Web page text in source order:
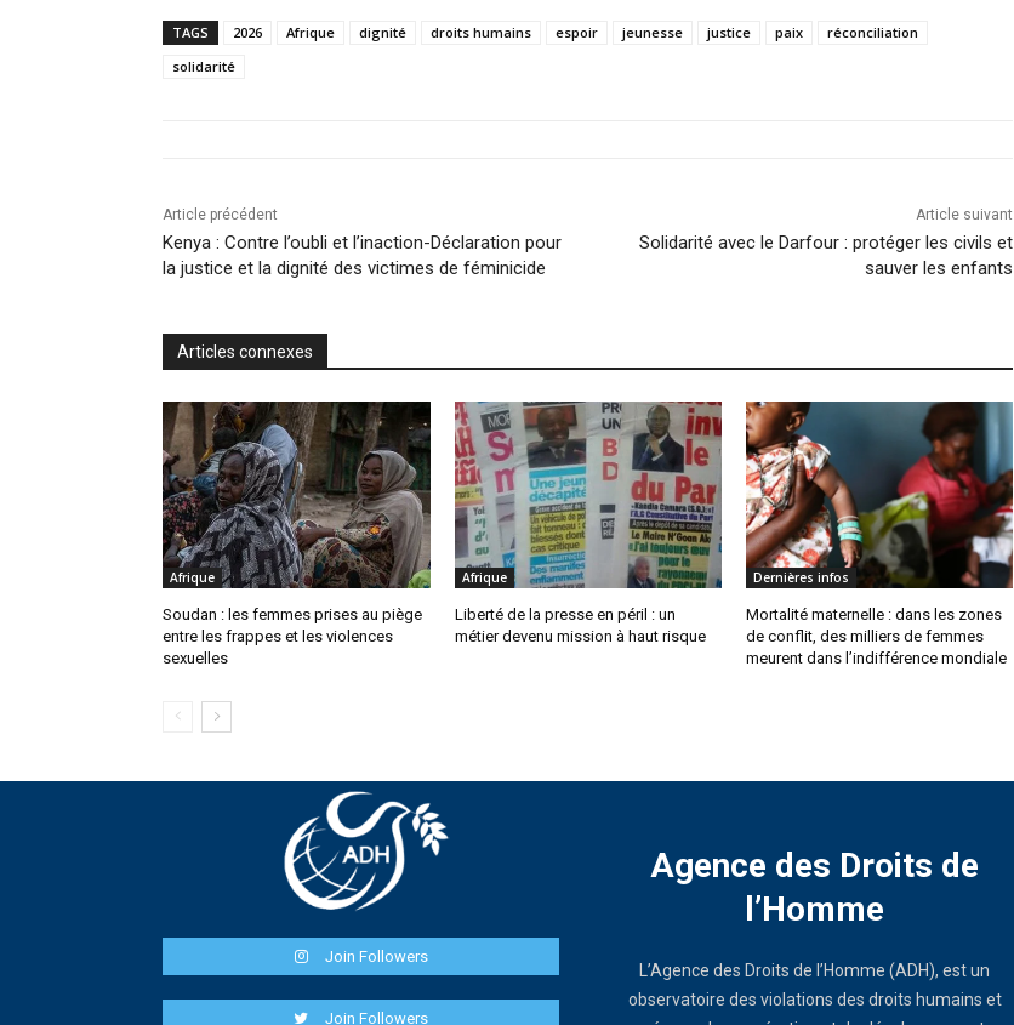
TAGS 2026 Afrique dignité droits humains espoir jeunesse justice paix
réconciliation
solidarité
Article précédent
Kenya : Contre l’oubli et l’inaction-Déclaration pour
la justice et la dignité des victimes de féminicide
Article suivant
Solidarité avec le Darfour : protéger les civils et
sauver les enfants
Articles connexes
Afrique
Soudan : les femmes prises au piège
entre les frappes et les violences
sexuelles
Afrique
Liberté de la presse en péril : un
métier devenu mission à haut risque
Dernières infos
Mortalité maternelle : dans les zones
de conflit, des milliers de femmes
meurent dans l’indifférence mondiale
Join Followers
Join Followers
Agence des Droits de
l’Homme
L’Agence des Droits de l’Homme (ADH), est un
observatoire des violations des droits humains et